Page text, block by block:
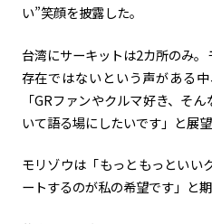
い”笑顔を披露した。
台湾にサーキットは2カ所のみ
存在ではないという声がある
「GRファンやクルマ好き、そ
いて語る場にしたいです」と展望
モリゾウは「もっともっといい
ートするのが私の希望です」と期